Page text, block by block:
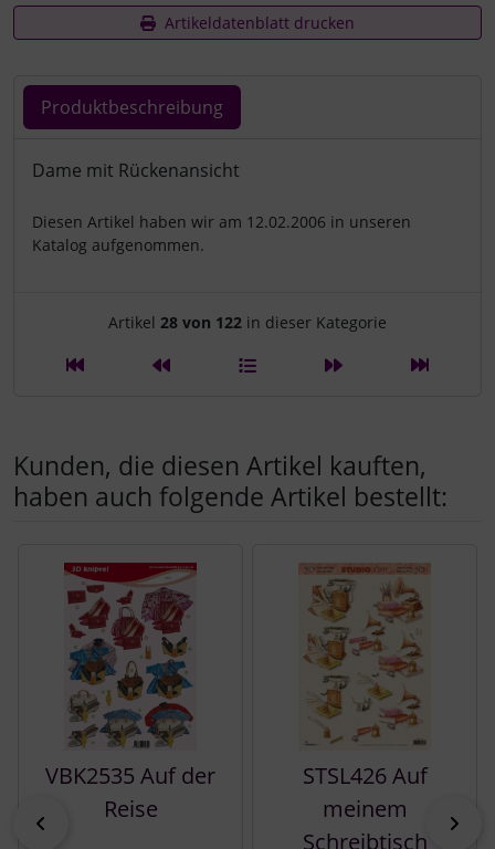
Artikeldatenblatt drucken
Produktbeschreibung
Produktbeschreibung
Dame mit Rückenansicht
Diesen Artikel haben wir am 12.02.2006 in unseren
Katalog aufgenommen.
Artikelnavigation innerhalb
Artikel 28 von 122 in dieser Kategorie
Kunden, die diesen Artikel kauften,
haben auch folgende Artikel bestellt:
VBK2535 Auf der
Reise
STSL426 Auf
meinem
Schreibtisch